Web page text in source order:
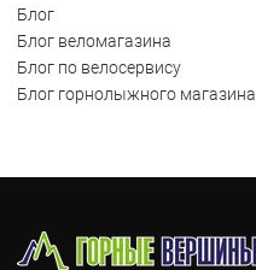
Блог
Блог веломагазина
Блог по велосервису
Блог горнолыжного магазина